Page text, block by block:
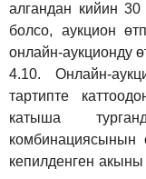
алгандан кийин
болсо, аукцион
онлайн-аукционду
4.10.
Онлайн-
тартипте
катыша
комбинациясынын
кепилденген акыны